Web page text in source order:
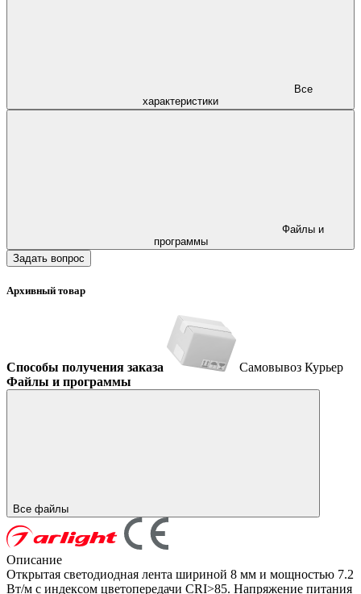
характеристики
программы
Задать вопрос
Архивный товар
Способы получения заказа Самовывоз Курьер
Файлы и программы
Все файлы
Описание
Открытая светодиодная лента шириной 8 мм и мощностью 7.2
Вт/м с индексом цветопередачи CRI>85. Напряжение питания